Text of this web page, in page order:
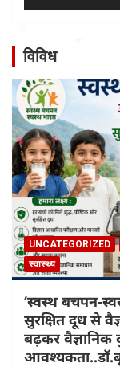
विविध
UNCATEGORIZED
स्वास्थ्य
‘स्वस्थ बचपन-
सुरक्षित दूध से
बढ़कर वैज्ञानिक